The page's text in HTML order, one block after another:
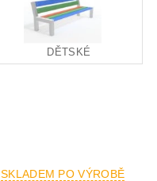
DĚTSKÉ
SKLADEM PO VÝROBĚ